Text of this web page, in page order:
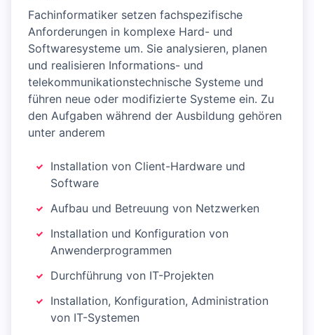
Fachinformatiker setzen fachspezifische
Anforderungen in komplexe Hard- und
Softwaresysteme um. Sie analysieren, planen
und realisieren Informations- und
telekommunikationstechnische Systeme und
führen neue oder modifizierte Systeme ein. Zu
den Aufgaben während der Ausbildung gehören
unter anderem
Installation von Client-Hardware und
Software
Aufbau und Betreuung von Netzwerken
Installation und Konfiguration von
Anwenderprogrammen
Durchführung von IT-Projekten
Installation, Konfiguration, Administration
von IT-Systemen